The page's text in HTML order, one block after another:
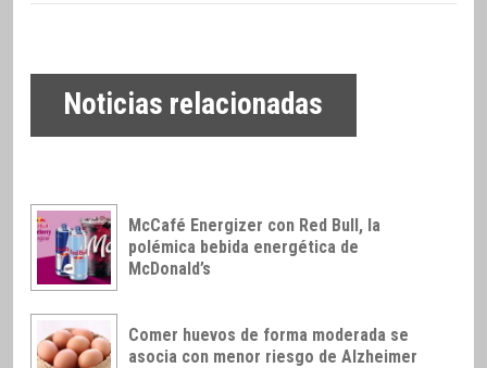
Noticias relacionadas
McCafé Energizer con Red Bull, la
polémica bebida energética de
McDonald’s
Comer huevos de forma moderada se
asocia con menor riesgo de Alzheimer